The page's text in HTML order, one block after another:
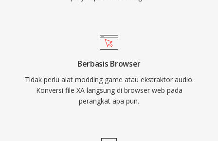
arsip audio PC vintage.
Berbasis Browser
Tidak perlu alat modding game atau ekstraktor audio.
Konversi file XA langsung di browser web pada
perangkat apa pun.